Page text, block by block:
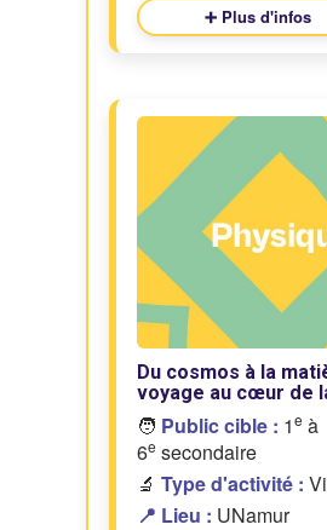
➕ Plus d'infos
Du cosmos à la
voyage au cœur de
🧑 Public cible : 1e à
6e secondaire
🔬 Type d'activité :
📍 Lieu : UNamur